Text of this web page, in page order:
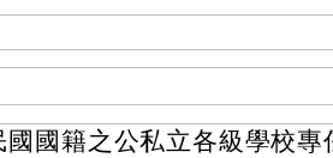
國籍之公私立各級學校專